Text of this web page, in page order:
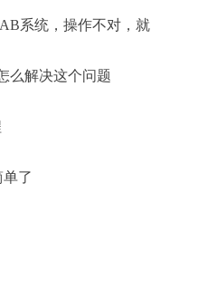
系统，操作不对，就
么解决这个问题
了